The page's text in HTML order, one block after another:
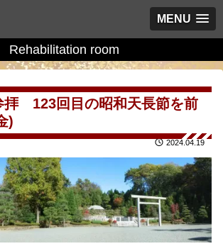
MENU
Rehabilitation room
拝 123回目の昭和天長節を前
)
2024.04.19